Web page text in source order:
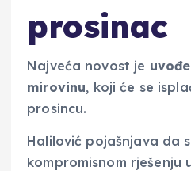
prosinac
Najveća novost je
mirovinu, koji će se
prosincu.
Halilović pojašnjava da
kompromisnom rješenju